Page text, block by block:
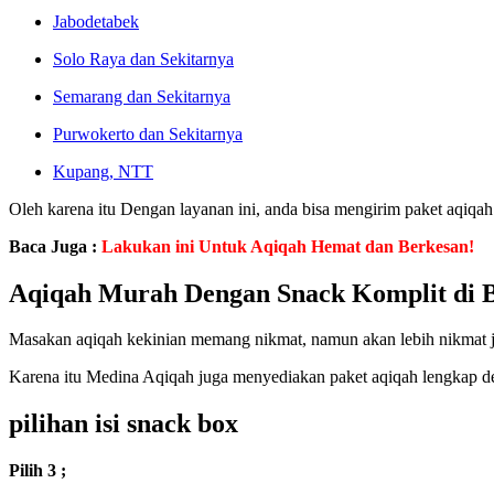
Jabodetabek
Solo Raya dan Sekitarnya
Semarang dan Sekitarnya
Purwokerto dan Sekitarnya
Kupang, NTT
Oleh karena itu Dengan layanan ini, anda bisa mengirim paket
Baca Juga : Lakukan ini Untuk Aqiqah Hemat dan Berkesan!
Aqiqah Murah Dengan Snack Komplit di
Masakan aqiqah kekinian memang nikmat, namun akan lebih
Karena itu Medina Aqiqah juga menyediakan paket aqiqah lengkap
pilihan isi snack box
Pilih 3 ;